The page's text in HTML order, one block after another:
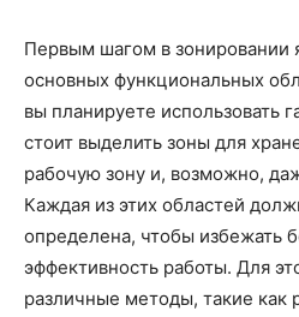
Первым шагом в зонировании
основных функциональных
вы планируете использовать
стоит выделить зоны для
рабочую зону и, возможно,
Каждая из этих областей
определена, чтобы избежать
эффективность работы. Для
различные методы, такие как